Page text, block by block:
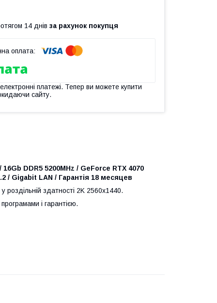
14 днів за рахунок покупця
платежі. Тепер ви можете купити
сайту.
16Gb DDR5 5200MHz / GeForce RTX 4070
/ Gigabit LAN / Гарантія 18 месяцев
роздільній здатності 2K 2560x1440.
і гарантією.